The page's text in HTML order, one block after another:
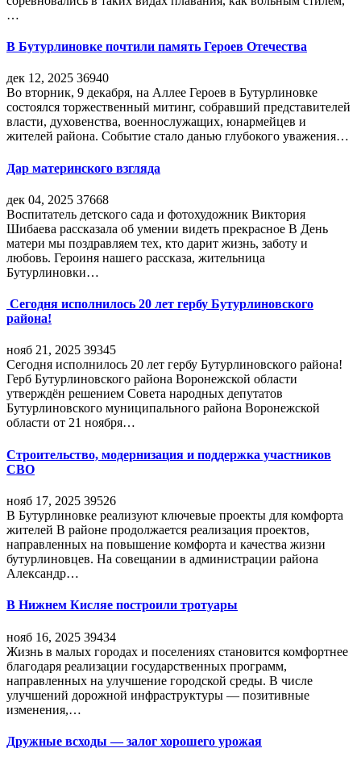
…
В Бутурлиновке почтили память Героев Отечества
дек 12, 2025 36940
Во вторник, 9 декабря, на Аллее Героев в Бутурлиновке
состоялся торжественный митинг, собравший представителей
власти, духовенства, военнослужащих, юнармейцев и
жителей района. Событие стало данью глубокого уважения…
Дар материнского взгляда
дек 04, 2025 37668
Воспитатель детского сада и фотохудожник Виктория
Шибаева рассказала об умении видеть прекрасное В День
матери мы поздравляем тех, кто дарит жизнь, заботу и
любовь. Героиня нашего рассказа, жительница
Бутурлиновки…
Сегодня исполнилось 20 лет гербу Бутурлиновского
района!
нояб 21, 2025 39345
Сегодня исполнилось 20 лет гербу Бутурлиновского района!
Герб Бутурлиновского района Воронежской области
утверждён решением Совета народных депутатов
Бутурлиновского муниципального района Воронежской
области от 21 ноября…
Строительство, модернизация и поддержка участников
СВО
нояб 17, 2025 39526
В Бутурлиновке реализуют ключевые проекты для комфорта
жителей В районе продолжается реализация проектов,
направленных на повышение комфорта и качества жизни
бутурлиновцев. На совещании в администрации района
Александр…
В Нижнем Кисляе построили тротуары
нояб 16, 2025 39434
Жизнь в малых городах и поселениях становится комфортнее
благодаря реализации государственных программ,
направленных на улучшение городской среды. В числе
улучшений дорожной инфраструктуры — позитивные
изменения,…
Дружные всходы — залог хорошего урожая